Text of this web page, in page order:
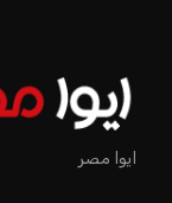
ايوا مصر